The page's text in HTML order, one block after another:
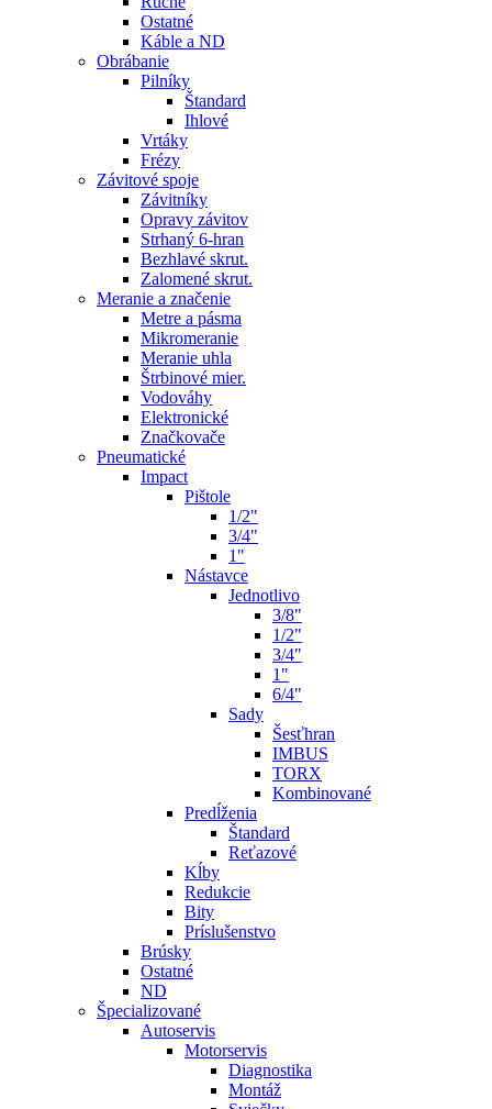
Ostatné
Káble a ND
Obrábanie
Pilníky
Štandard
Ihlové
Vrtáky
Frézy
Závitové spoje
Závitníky
Opravy závitov
Strhaný 6-hran
Bezhlavé skrut.
Zalomené skrut.
Meranie a značenie
Metre a pásma
Mikromeranie
Meranie uhla
Štrbinové mier.
Vodováhy
Elektronické
Značkovače
Pneumatické
Impact
Pištole
1/2"
3/4"
1"
Nástavce
Jednotlivo
3/8"
1/2"
3/4"
1"
6/4"
Sady
Šesťhran
IMBUS
TORX
Kombinované
Predĺženia
Štandard
Reťazové
Kĺby
Redukcie
Bity
Príslušenstvo
Brúsky
Ostatné
ND
Špecializované
Autoservis
Motorservis
Diagnostika
Montáž